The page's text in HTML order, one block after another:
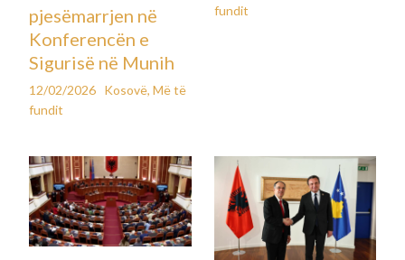
pjesëmarrjen në
Konferencën e
Sigurisë në Munih
12/02/2026 Kosovë,Më të
fundit
fundit